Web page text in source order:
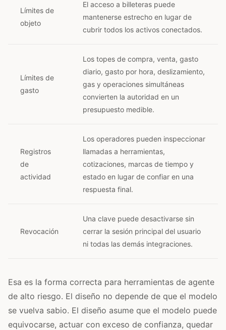
Límites de
objeto
El acceso a billeteras puede
mantenerse estrecho en lugar de
cubrir todos los activos conectados.
Límites de
gasto
Los topes de compra, venta, gasto
diario, gasto por hora, deslizamiento,
gas y operaciones simultáneas
convierten la autoridad en un
presupuesto medible.
Registros
de
actividad
Los operadores pueden inspeccionar
llamadas a herramientas,
cotizaciones, marcas de tiempo y
estado en lugar de confiar en una
respuesta final.
Revocación
Una clave puede desactivarse sin
cerrar la sesión principal del usuario
ni todas las demás integraciones.
Esa es la forma correcta para herramientas de agente
de alto riesgo. El diseño no depende de que el modelo
se vuelva sabio. El diseño asume que el modelo puede
equivocarse, actuar con exceso de confianza, quedar